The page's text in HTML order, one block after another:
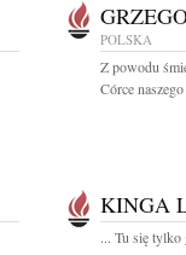
POLSKA
Z powodu
Córce
KINGA
... Tu się tylko